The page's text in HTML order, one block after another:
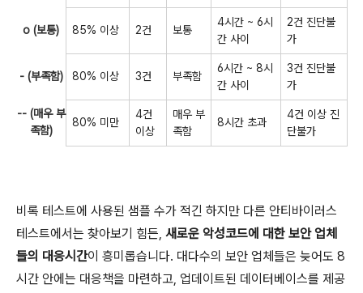
o (보통) 85% 이상 2건 보통
4시간 ~ 6시
간 사이
2건 진단불
가
- (부족함) 80% 이상 3건 부족함
6시간 ~ 8시
간 사이
3건 진단불
가
-- (매우 부
족함)
80% 미만
4건
이상
매우 부
족함
8시간 초과
4건 이상 진
단불가
비록 테스트에 사용된 샘플 수가 적긴 하지만 다른 안티바이러스
테스트에서는 찾아보기 힘든, 새로운 악성코드에 대한 보안 업체
들의 대응시간이 흥미롭습니다. 대다수의 보안 업체들은 늦어도 8
시간 안에는 대응책을 마련하고, 업데이트된 데이터베이스를 제공